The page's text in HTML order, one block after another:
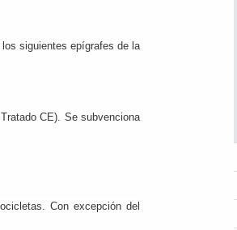
siguientes epígrafes de la
CE). Se subvenciona
Con excepción del